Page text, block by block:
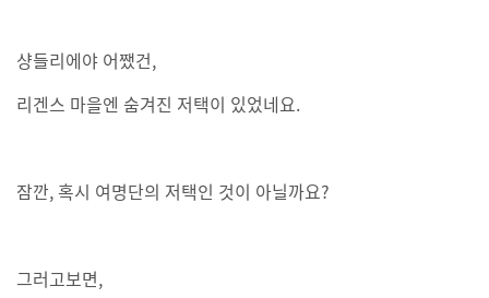
샹들리에야 어쨌건,
리겐스 마을엔 숨겨진 저택이 있었네요.
잠깐, 혹시 여명단의 저택인 것이 아닐까요?
그러고보면,